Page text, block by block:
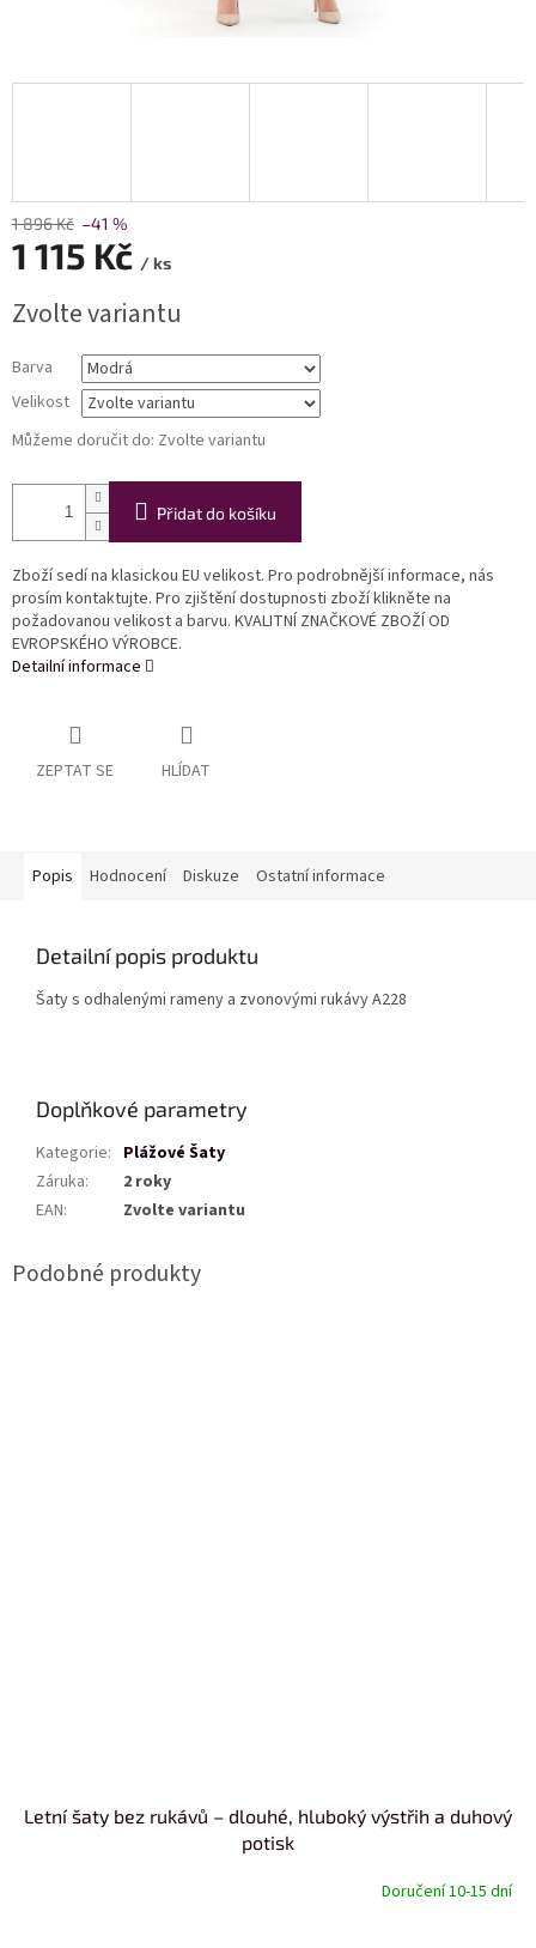
1 896 Kč –41 %
1 115 Kč / ks
cena:
Zvolte variantu
Barva
Velikost
Můžeme doručit do: Zvolte variantu
Přidat do košíku
Zboží sedí na klasickou EU velikost. Pro podrobnější informace, nás
prosím kontaktujte. Pro zjištění dostupnosti zboží klikněte na
požadovanou velikost a barvu. KVALITNÍ ZNAČKOVÉ ZBOŽÍ OD
EVROPSKÉHO VÝROBCE.
Detailní informace
ZEPTAT SE HLÍDAT
Popis Hodnocení Diskuze Ostatní informace
Detailní popis produktu
Šaty s odhalenými rameny a zvonovými rukávy A228
Doplňkové parametry
Kategorie: Plážové Šaty
Záruka:
2 roky
EAN: Zvolte variantu
Letní šaty bez rukávů – dlouhé, hluboký výstřih a duhový
potisk
Doručení 10-15 dní